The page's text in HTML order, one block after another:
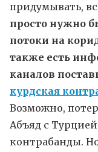
придумывать,
просто нужно
потоки на
также есть
каналов
курдская
Возможно,
Абъяд с
контрабанды.